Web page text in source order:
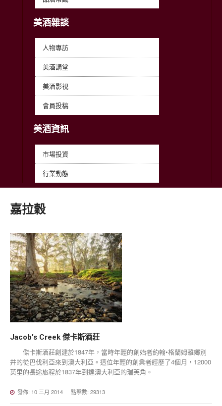
美酒雜談
人物專訪
美酒講堂
美酒影視
會員投稿
美酒資訊
市場投資
行業動態
嘉拉穀
Jacob's Creek 傑卡斯酒莊
傑卡斯酒莊創建於1847年，當時年輕的創始者約翰•格蘭姆離鄉別
井的從巴伐利亞來到澳大利亞。這位年輕的創業者經歷了4個月，12000
英里的長途旅程於1837年到達澳大利亞的瑞芙角。
發佈: 10 三月 2014 點擊數: 29313